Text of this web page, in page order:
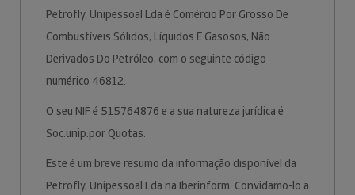
Petrofly, Unipessoal Lda é Comércio Por Grosso De
Combustíveis Sólidos, Líquidos E Gasosos, Não
Derivados Do Petróleo, com o seguinte código
numérico 46812.
O seu NIF é 515764876 e a sua natureza jurídica é
Soc.unip.por Quotas.
Este é um breve resumo da informação disponível da
Petrofly, Unipessoal Lda na Iberinform. Convidamo-lo a